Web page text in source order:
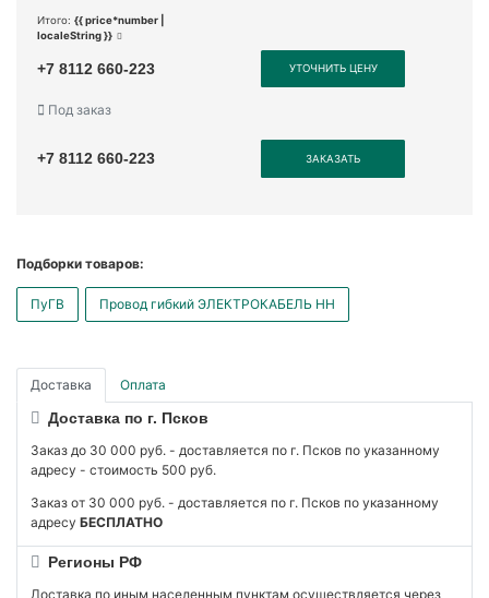
Итого: {{ price*number |
localeString }}
+7 8112 660-223 УТОЧНИТЬ ЦЕНУ
Под заказ
+7 8112 660-223 ЗАКАЗАТЬ
Подборки товаров:
ПуГВ Провод гибкий ЭЛЕКТРОКАБЕЛЬ НН
Доставка Оплата
Доставка по г. Псков
Заказ до 30 000 руб. - доставляется по г. Псков по указанному
адресу - стоимость 500 руб.
Заказ от 30 000 руб. - доставляется по г. Псков по указанному
адресу БЕСПЛАТНО
Регионы РФ
Доставка по иным населенным пунктам осуществляется через